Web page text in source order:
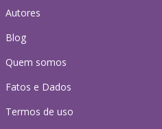
Autores
Blog
Quem somos
Fatos e Dados
Termos de uso